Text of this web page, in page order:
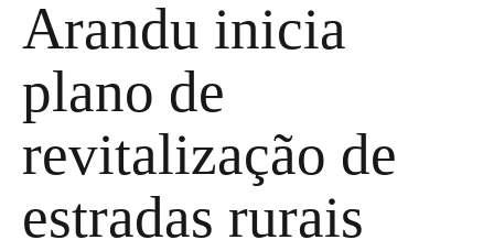
Arandu inicia
plano de
revitalização de
estradas rurais